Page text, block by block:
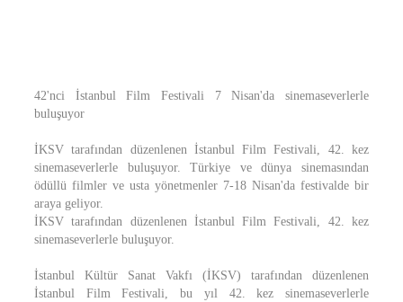
42'nci İstanbul Film Festivali 7 Nisan'da sinemaseverlerle
buluşuyor
İKSV tarafından düzenlenen İstanbul Film Festivali, 42. kez
sinemaseverlerle buluşuyor. Türkiye ve dünya sinemasından
ödüllü filmler ve usta yönetmenler 7-18 Nisan'da festivalde bir
araya geliyor.
İKSV tarafından düzenlenen İstanbul Film Festivali, 42. kez
sinemaseverlerle buluşuyor.
İstanbul Kültür Sanat Vakfı (İKSV) tarafından düzenlenen
İstanbul Film Festivali, bu yıl 42. kez sinemaseverlerle